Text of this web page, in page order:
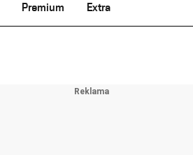
Premium Extra